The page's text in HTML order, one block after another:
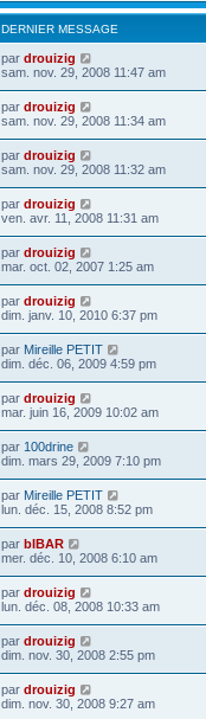
DERNIER MESSAGE
par drouizig
sam. nov. 29, 2008 11:47 am
par drouizig
sam. nov. 29, 2008 11:34 am
par drouizig
sam. nov. 29, 2008 11:32 am
par drouizig
ven. avr. 11, 2008 11:31 am
par drouizig
mar. oct. 02, 2007 1:25 am
par drouizig
dim. janv. 10, 2010 6:37 pm
par Mireille PETIT
dim. déc. 06, 2009 4:59 pm
par drouizig
mar. juin 16, 2009 10:02 am
par 100drine
dim. mars 29, 2009 7:10 pm
par Mireille PETIT
lun. déc. 15, 2008 8:52 pm
par bIBAR
mer. déc. 10, 2008 6:10 am
par drouizig
lun. déc. 08, 2008 10:33 am
par drouizig
dim. nov. 30, 2008 2:55 pm
par drouizig
dim. nov. 30, 2008 9:27 am